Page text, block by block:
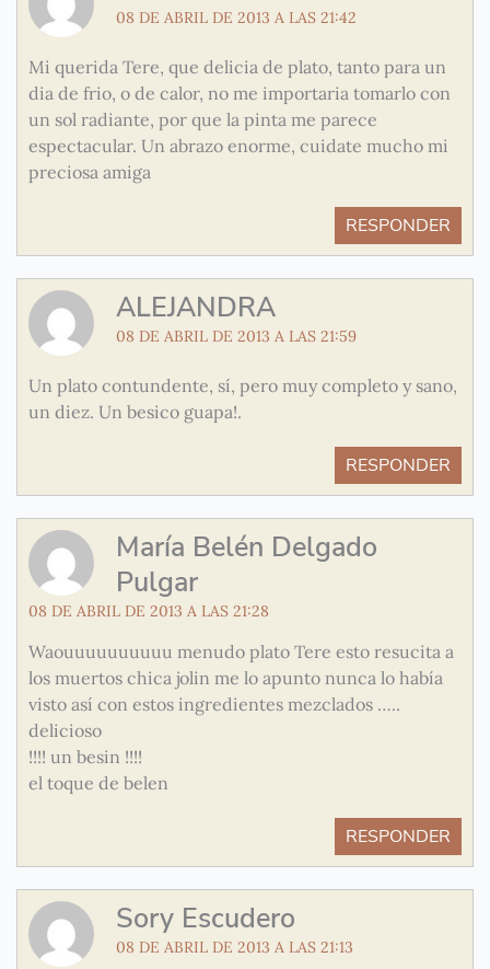
08 DE ABRIL DE 2013 A LAS 21:42
Mi querida Tere, que delicia de plato, tanto para un
dia de frio, o de calor, no me importaria tomarlo con
un sol radiante, por que la pinta me parece
espectacular. Un abrazo enorme, cuidate mucho mi
preciosa amiga
RESPONDER
ALEJANDRA
08 DE ABRIL DE 2013 A LAS 21:59
Un plato contundente, sí, pero muy completo y sano,
un diez. Un besico guapa!.
RESPONDER
María Belén Delgado
Pulgar
08 DE ABRIL DE 2013 A LAS 21:28
Waouuuuuuuuuu menudo plato Tere esto resucita a
los muertos chica jolin me lo apunto nunca lo había
visto así con estos ingredientes mezclados …..
delicioso
!!!! un besin !!!!
el toque de belen
RESPONDER
Sory Escudero
08 DE ABRIL DE 2013 A LAS 21:13